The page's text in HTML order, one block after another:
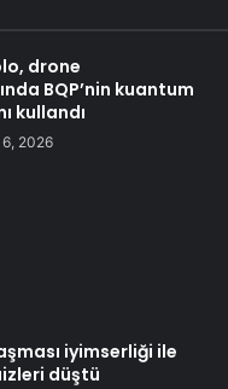
drone
BQP’nin kuantum
kullandı
2026
iyimserliği ile
düştü